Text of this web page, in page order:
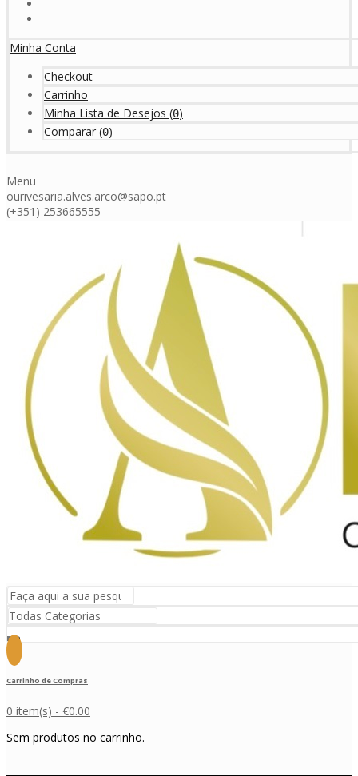
Minha Conta
Checkout
Carrinho
Minha Lista de Desejos (0)
Comparar (0)
Menu
ourivesaria.alves.arco@sapo.pt
(+351) 253665555
Carrinho de Compras
0 item(s) - €0.00
Sem produtos no carrinho.